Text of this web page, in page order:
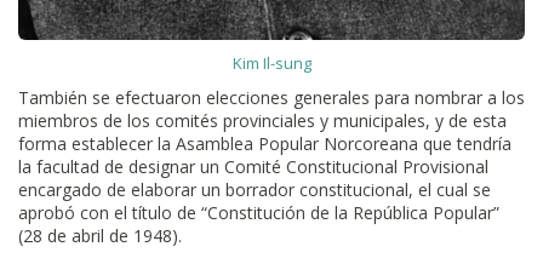
Kim Il-sung
También se efectuaron elecciones generales para nombrar a los
miembros de los comités provinciales y municipales, y de esta
forma establecer la Asamblea Popular Norcoreana que tendría
la facultad de designar un Comité Constitucional Provisional
encargado de elaborar un borrador constitucional, el cual se
aprobó con el título de “Constitución de la República Popular”
(28 de abril de 1948).